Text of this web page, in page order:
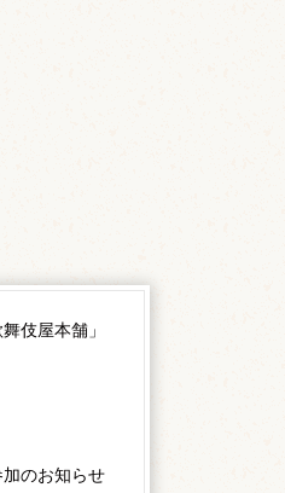
伎屋本舗」
のお知らせ